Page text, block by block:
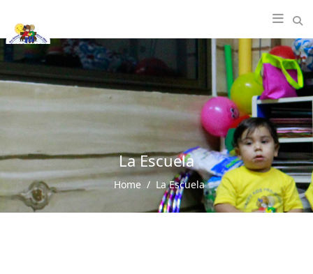
La Escuela
Home La Escuela